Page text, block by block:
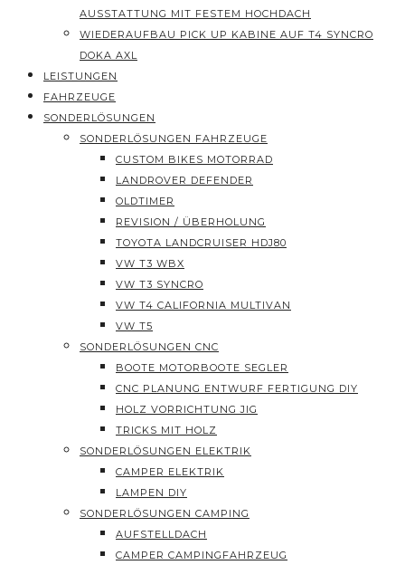
AUSSTATTUNG MIT FESTEM HOCHDACH
WIEDERAUFBAU PICK UP KABINE AUF T4 SYNCRO
DOKA AXL
LEISTUNGEN
FAHRZEUGE
SONDERLÖSUNGEN
SONDERLÖSUNGEN FAHRZEUGE
CUSTOM BIKES MOTORRAD
LANDROVER DEFENDER
OLDTIMER
REVISION / ÜBERHOLUNG
TOYOTA LANDCRUISER HDJ80
VW T3 WBX
VW T3 SYNCRO
VW T4 CALIFORNIA MULTIVAN
VW T5
SONDERLÖSUNGEN CNC
BOOTE MOTORBOOTE SEGLER
CNC PLANUNG ENTWURF FERTIGUNG DIY
HOLZ VORRICHTUNG JIG
TRICKS MIT HOLZ
SONDERLÖSUNGEN ELEKTRIK
CAMPER ELEKTRIK
LAMPEN DIY
SONDERLÖSUNGEN CAMPING
AUFSTELLDACH
CAMPER CAMPINGFAHRZEUG